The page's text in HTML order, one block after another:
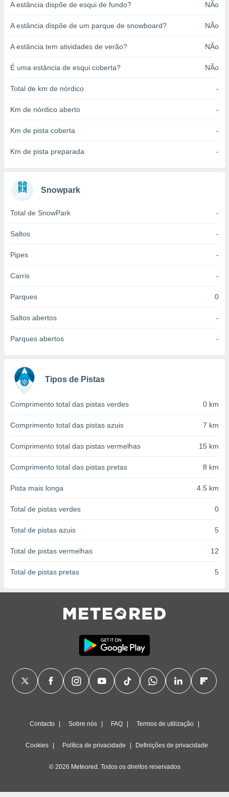
de
ou aceder
utilizar
medir
medir o
de
fontes,
dados
através
estudos
de
A estância dispõe de esqui de fundo? NÃo
A estância dispõe de um parque de snowboard? NÃo
A estância tem atividades de verão? NÃo
É uma estância de esqui coberta? NÃo
Total de km de nórdico -
Km de nórdico aberto -
Km de pista coberta -
Km de pista preparada -
Snowpark
Total de SnowPark -
Saltos -
Pipes -
Carris -
Parques 0
Saltos abertos -
Parques abertos -
Tipos de Pistas
Comprimento total das pistas verdes 0 km
Comprimento total das pistas azuis 7 km
Comprimento total das pistas vermelhas 15 km
Comprimento total das pistas pretas 8 km
Pista mais longa 4.5 km
Total de pistas verdes 0
Total de pistas azuis 5
Total de pistas vermelhas 12
Total de pistas pretas 5
Contacto Sobre nós FAQ Termos de utilização
Cookies Política de privacidade Definições de privacidade
© 2026 Meteored. Todos os direitos reservados